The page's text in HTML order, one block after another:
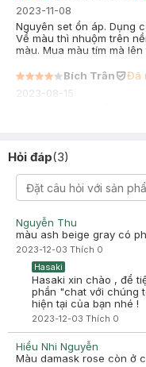
2023-11-08
Nguyên set ổn áp. Dụng
Về màu thì nhuộm trên
màu. Mua màu tím mà
Bích Trân
Đã
2023-08-15
trên hình nhưng có thể
Hỏi đáp(3)
Nguyễn Thu
màu ash beige gray có
2023-12-03 Thích 0
Hasaki
Hasaki xin chào , để
phần "chat với chúng
hiện tại của bạn nhé !
2023-12-03 Thích 0
Hiểu Nhi Nguyễn
Màu damask rose còn ở